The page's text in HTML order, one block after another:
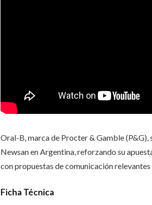
Oral-B, marca de Procter & Gamble
Newsan en Argentina, reforzando su
con propuestas de comunicación relevantes
Ficha Técnica